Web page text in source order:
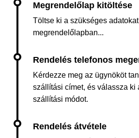
Töltse ki a szükséges
megrendelőlapban...
Kérdezze meg az ügynököt
szállítási címet, és válassza ki
szállítási módot.